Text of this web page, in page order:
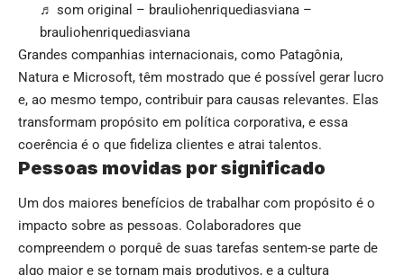
♬ som original – brauliohenriquediasviana –
brauliohenriquediasviana
Grandes companhias internacionais, como Patagônia,
Natura e Microsoft, têm mostrado que é possível gerar lucro
e, ao mesmo tempo, contribuir para causas relevantes. Elas
transformam propósito em política corporativa, e essa
coerência é o que fideliza clientes e atrai talentos.
Pessoas movidas por significado
Um dos maiores benefícios de trabalhar com propósito é o
impacto sobre as pessoas. Colaboradores que
compreendem o porquê de suas tarefas sentem-se parte de
algo maior e se tornam mais produtivos, e a cultura